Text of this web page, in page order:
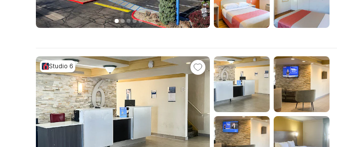
Studio 6